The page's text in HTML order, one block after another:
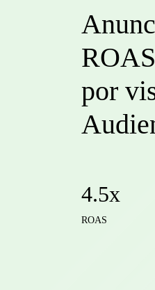
por
4.5x
ROAS